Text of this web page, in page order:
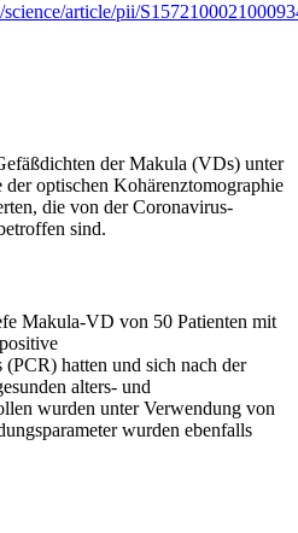
article/pii/
der Makula (VDs) unter
optischen Kohärenztomographie
die von der Coronavirus-
sind.
Makula-VD von 50 Patienten mit
(PCR) hatten und sich nach der
alters- und
wurden unter Verwendung von
wurden ebenfalls